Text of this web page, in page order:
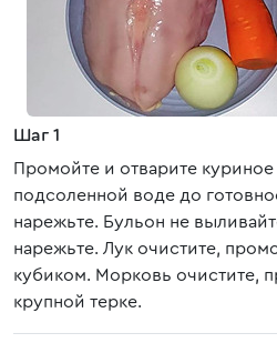
Шаг 1
Промойте и отварите
подсоленной воде до
нарежьте. Бульон не
нарежьте. Лук очистите,
кубиком. Морковь очистите,
крупной терке.